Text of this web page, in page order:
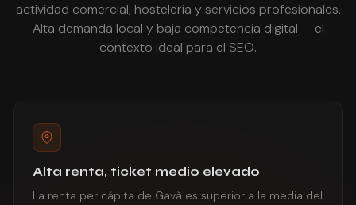
actividad comercial, hostelería y servicios profesionales.
Alta demanda local y baja competencia digital — el
contexto ideal para el SEO.
Alta renta, ticket medio elevado
La renta per cápita de Gavà es superior a la media del